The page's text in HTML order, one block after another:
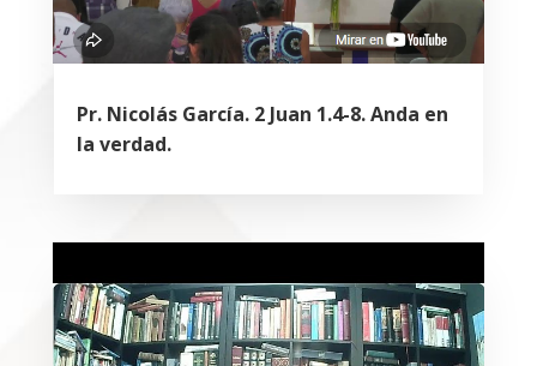
Pr. Nicolás García. 2 Juan 1.4-8. Anda en
la verdad.